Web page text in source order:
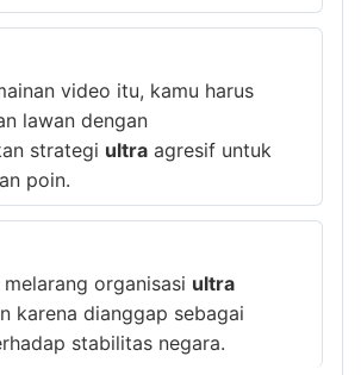
video itu, kamu harus
lawan dengan
strategi ultra agresif untuk
poin.
organisasi ultra
karena dianggap sebagai
stabilitas negara.